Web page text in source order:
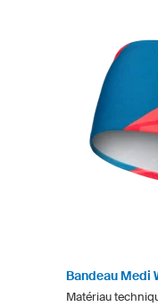
Bandeau Medi
Matériau